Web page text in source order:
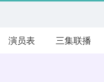
演员表 三集联播